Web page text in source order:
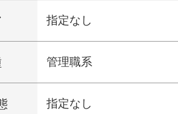
指定なし
管理職系
指定なし